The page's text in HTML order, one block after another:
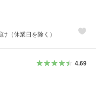
（休業日を除く）
4.69